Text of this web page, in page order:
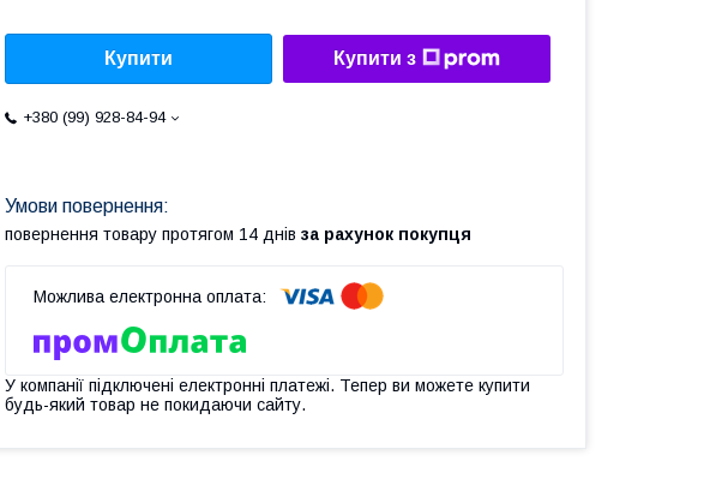
Купити Купити з
+380 (99) 928-84-94
повернення товару протягом 14 днів за рахунок покупця
У компанії підключені електронні платежі. Тепер ви можете купити
будь-який товар не покидаючи сайту.